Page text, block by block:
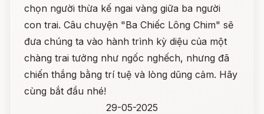
chọn người thừa kế ngai vàng giữa ba người
con trai. Câu chuyện "Ba Chiếc Lông Chim" sẽ
đưa chúng ta vào hành trình kỳ diệu của một
chàng trai tưởng như ngốc nghếch, nhưng đã
chiến thắng bằng trí tuệ và lòng dũng cảm. Hãy
cùng bắt đầu nhé!
29-05-2025